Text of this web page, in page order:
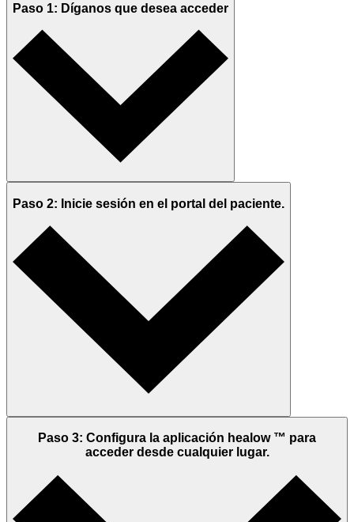
Paso 1: Díganos que desea acceder
Paso 2: Inicie sesión en el portal del paciente.
Paso 3: Configura la aplicación healow ™ para
acceder desde cualquier lugar.